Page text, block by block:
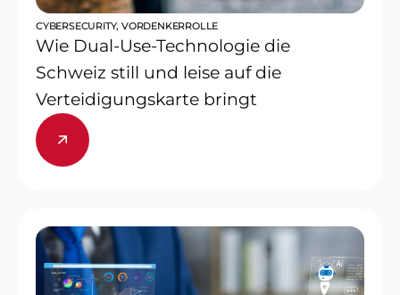
CYBERSECURITY,VORDENKERROLLE
Wie Dual-Use-Technologie die
Schweiz still und leise auf die
Verteidigungskarte bringt